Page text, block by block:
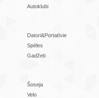
Autoklubi
Datori&Portatīvie
Spēles
Gadžeti
Šoseja
Velo